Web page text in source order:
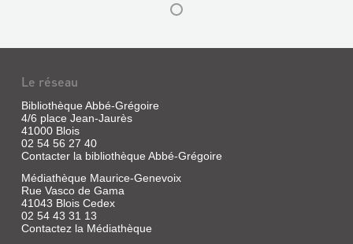
(Le
sociologue)
Une
mise
au
point
sur
la
base
d'incursions
dans
les
analyses
Cie,
Le réseau
Bibliothèque Abbé-Grégoire
4/6 place Jean-Jaurès
41000 Blois
02 54 56 27 40
Contacter la bibliothèque Abbé-Grégoire
Médiathèque Maurice-Genevoix
Rue Vasco de Gama
41043 Blois Cedex
02 54 43 31 13
Contactez la Médiathèque